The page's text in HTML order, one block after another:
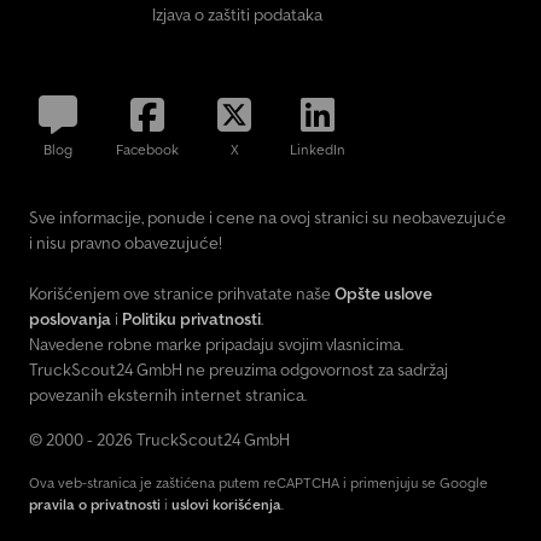
Izjava o zaštiti podataka
Blog Facebook X LinkedIn
Sve informacije, ponude i cene na ovoj stranici su neobavezujuće
i nisu pravno obavezujuće!
Korišćenjem ove stranice prihvatate naše Opšte uslove
poslovanja i Politiku privatnosti.
Navedene robne marke pripadaju svojim vlasnicima.
TruckScout24 GmbH ne preuzima odgovornost za sadržaj
povezanih eksternih internet stranica.
© 2000 - 2026 TruckScout24 GmbH
Ova veb-stranica je zaštićena putem reCAPTCHA i primenjuju se Google
pravila o privatnosti i uslovi korišćenja